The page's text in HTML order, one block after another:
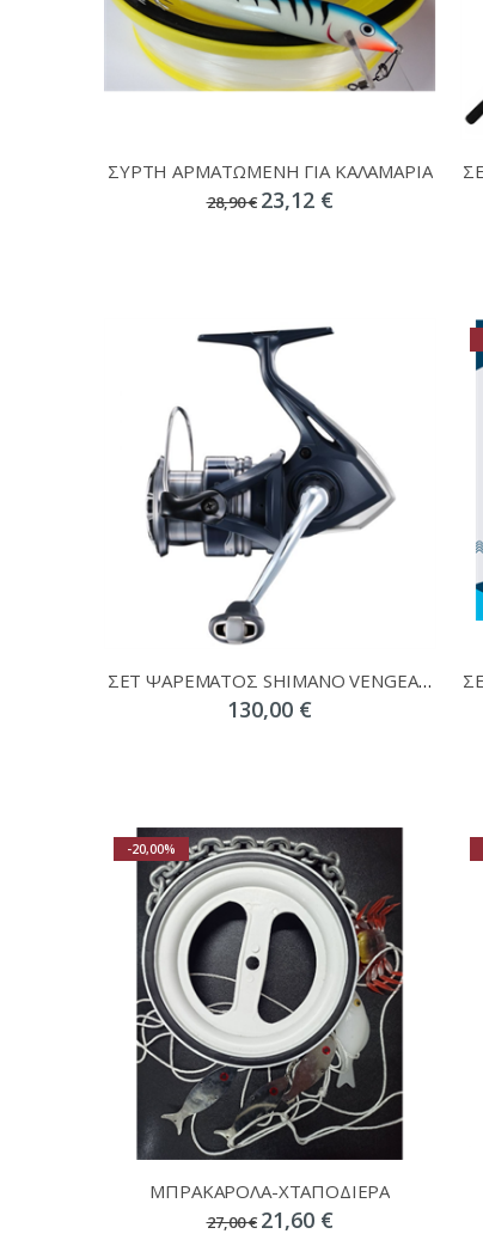
ΣΥΡΤΗ ΑΡΜΑΤΩΜΕΝΗ ΓΙΑ ΚΑΛΑΜΑΡΙΑ
28,90 € 23,12 €
ΣΕΤ ΨΑΡΕΜΑΤΟΣ SHIMANO VENGEANCE 20-50 + CATANA 4000 + ΔΩΡΟ ΝΗΜΑ + ΔΩΡΟ ΨΑΡΑΚΙ SINKA
130,00 €
-20,00%
ΜΠΡΑΚΑΡΟΛΑ-ΧΤΑΠΟΔΙΕΡΑ
27,00 € 21,60 €